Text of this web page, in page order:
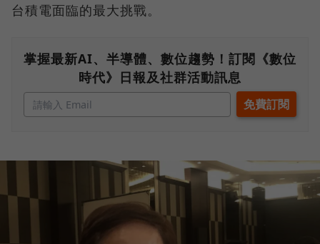
台積電面臨的最大挑戰。
掌握最新AI、半導體、數位趨勢！訂閱《數位
時代》日報及社群活動訊息